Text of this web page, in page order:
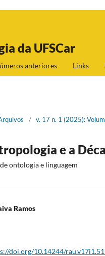
da UFSCar
anteriores Links
/ v. 17 n. 1 (2025):
e a
ontologia e linguagem
Ramos
doi.org/10.14244/